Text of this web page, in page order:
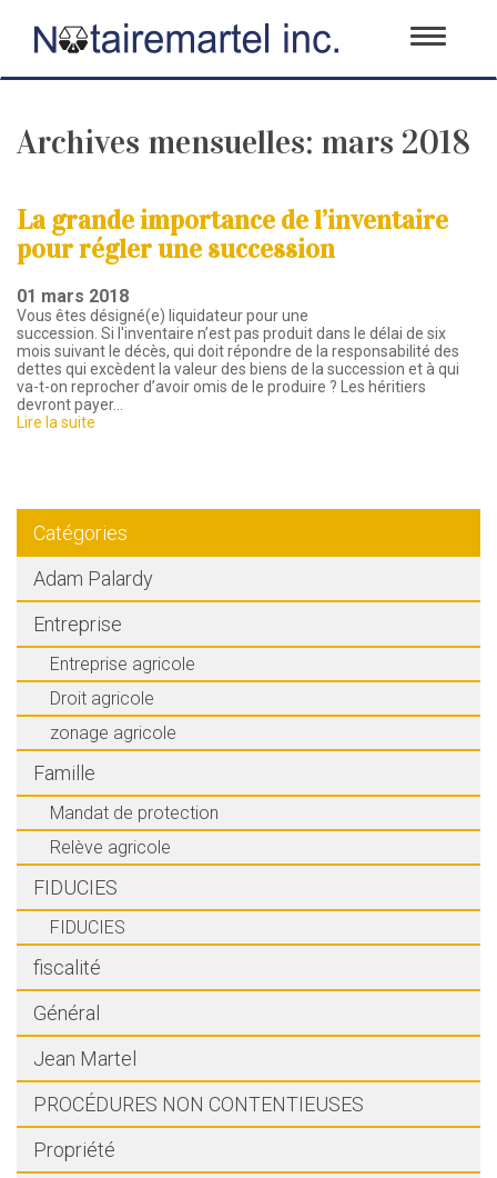
Toggle
Archives mensuelles: mars 2018
La grande importance de l’inventaire
pour régler une succession
01 mars 2018
Vous êtes désigné(e) liquidateur pour une
succession. Si l'inventaire n’est pas produit dans le délai de six
mois suivant le décès, qui doit répondre de la responsabilité des
dettes qui excèdent la valeur des biens de la succession et à qui
va-t-on reprocher d’avoir omis de le produire ? Les héritiers
devront payer…
Lire la suite
Catégories
Adam Palardy
Entreprise
Entreprise agricole
Droit agricole
zonage agricole
Famille
Mandat de protection
Relève agricole
FIDUCIES
FIDUCIES
fiscalité
Général
Jean Martel
PROCÉDURES NON CONTENTIEUSES
Propriété